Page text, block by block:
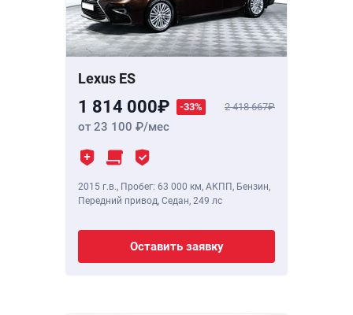
Lexus ES
1 814 000 -33% 2 418 667
от 23 100 /мес
2015 г.в., Пробег: 63 000 км, АКПП, Бензин,
Передний привод, Седан, 249 лс
Оставить заявку